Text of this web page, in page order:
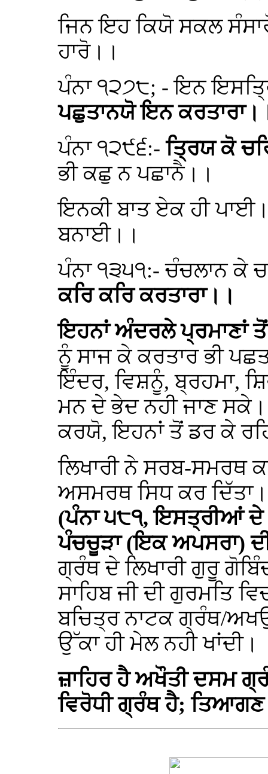
ਜਿਨ ਇਹ ਕਿਯੋ ਸਕਲ
ਹਾਰੋ।।
ਪੰਨਾ ੧੨੭੮; - ਇਨ
ਪਛੁਤਾਨਯੋ ਇਨ
ਪੰਨਾ ੧੨੯੬:-ਤ੍ਰਿਯ ਕੋ
ਭੀ ਕਛੁ ਨ ਪਛਾਨੈ।।
ਇਨਕੀ ਬਾਤ ਏਕ ਹੀ
ਬਨਾਈ।।
ਪੰਨਾ ੧੩੫੧:- ਚੰਚਲਾਨ ਕੇ
ਕਰਿ ਕਰਿ ਕਰਤਾਰਾ।।
ਇਹਨਾਂ ਅੰਦਰਲੇ ਪ੍ਰਮਾਣਾਂ ਤੋਂ
ਨੂੰ ਸਾਜ ਕੇ ਕਰਤਾਰ ਭੀ
ਇੰਦਰ, ਵਿਸ਼ਨੂੰ, ਬ੍ਰਹਮਾ,
ਮਨ ਦੇ ਭੇਦ ਨਹੀ ਜਾਣ
ਕਰਯੋ, ਇਹਨਾਂ ਤੋਂ ਡਰ ਕੇ
ਲਿਖਾਰੀ ਨੇ ਸਰਬ-ਸਮਰਥ
ਅਸਮਰਥ ਸਿਧ ਕਰ
(ਪੰਨਾ ੫੮੧, ਇਸਤ੍ਰੀਆਂ ਦੇ
ਪੰਚਚੂੜਾ (ਇਕ ਅਪਸਰਾ)
ਗ੍ਰੰਥ ਦੇ ਲਿਖਾਰੀ ਗੁਰੂ
ਸਾਹਿਬ ਜੀ ਦੀ ਗੁਰਮਤਿ
ਬਚਿਤ੍ਰ ਨਾਟਕ ਗ੍ਰੰਥ/
ਉੱਕਾ ਹੀ ਮੇਲ ਨਹੀ ਖਾਂਦੀ।
ਜ਼ਾਹਿਰ ਹੈ ਅਖੌਤੀ ਦਸਮ
ਵਿਰੋਧੀ ਗ੍ਰੰਥ ਹੈ;